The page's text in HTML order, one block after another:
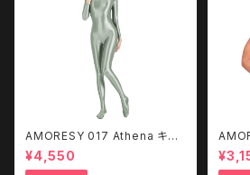
AMORESY 017 Athena キャ
ットスーツ（Vibrant Colors）C
HKL
¥4,550
イネ
袖な